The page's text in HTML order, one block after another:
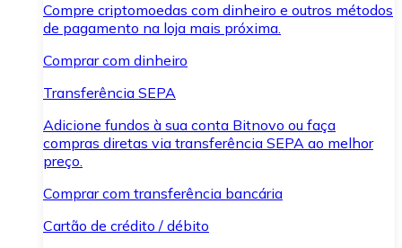
Compre criptomoedas com dinheiro e outros métodos
de pagamento na loja mais próxima.
Comprar com dinheiro
Transferência SEPA
Adicione fundos à sua conta Bitnovo ou faça
compras diretas via transferência SEPA ao melhor
preço.
Comprar com transferência bancária
Cartão de crédito / débito